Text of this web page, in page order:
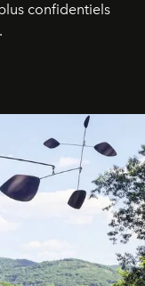
confidentiels